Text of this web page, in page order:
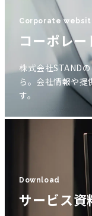
Corporate
コーポレ
株式会社STAND
ら。会社情報や
す。
Download
サービス資